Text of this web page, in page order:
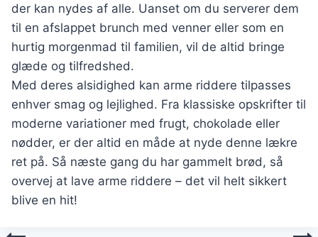
der kan nydes af alle. Uanset om du serverer dem
til en afslappet brunch med venner eller som en
hurtig morgenmad til familien, vil de altid bringe
glæde og tilfredshed.
Med deres alsidighed kan arme riddere tilpasses
enhver smag og lejlighed. Fra klassiske opskrifter til
moderne variationer med frugt, chokolade eller
nødder, er der altid en måde at nyde denne lækre
ret på. Så næste gang du har gammelt brød, så
overvej at lave arme riddere – det vil helt sikkert
blive en hit!